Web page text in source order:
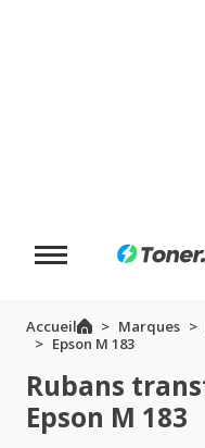
Accueil Marques
Epson M 183
Rubans
Epson M 183